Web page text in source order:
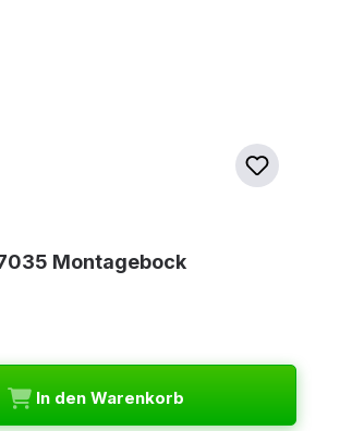
Montagebock
In den Warenkorb